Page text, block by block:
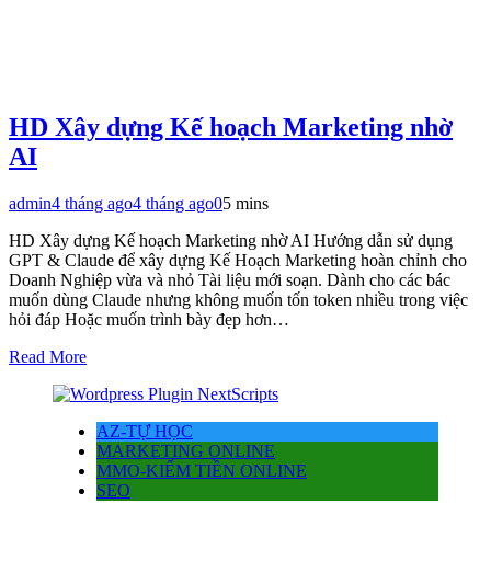
HD Xây dựng Kế hoạch Marketing nhờ
AI
admin4 tháng ago4 tháng ago05 mins
HD Xây dựng Kế hoạch Marketing nhờ AI Hướng dẫn sử dụng
GPT & Claude để xây dựng Kế Hoạch Marketing hoàn chỉnh cho
Doanh Nghiệp vừa và nhỏ Tài liệu mới soạn. Dành cho các bác
muốn dùng Claude nhưng không muốn tốn token nhiều trong việc
hỏi đáp Hoặc muốn trình bày đẹp hơn…
Read More
AZ-TỰ HỌC
MARKETING ONLINE
MMO-KIẾM TIỀN ONLINE
SEO